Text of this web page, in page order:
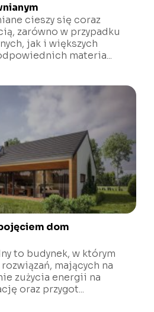
cieszy się coraz
zarówno w przypadku
jak i większych
materia...
dom
to budynek, w którym
mających na
zużycia energii na
oraz przygot...